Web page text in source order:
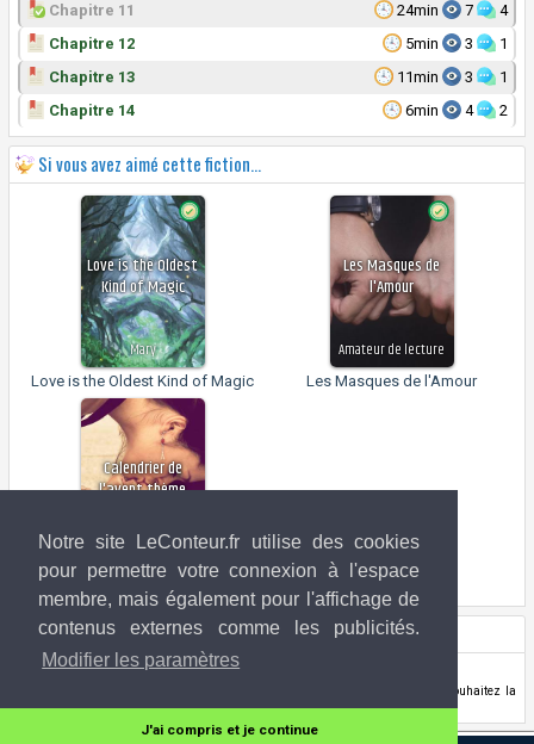
Notre site LeConteur.fr utilise des cookies
pour permettre votre connexion à l'espace
membre, mais également pour l'affichage de
contenus externes comme les publicités.
Modifier les paramètres
J'ai compris et je continue
24min
7 4
Chapitre 11
5min
3 1
Chapitre 12
11min
3 1
Chapitre 13
6min
4 2
Chapitre 14
Si vous avez aimé cette fiction...
Love is the Oldest
Kind of Magic
Mary
Love is the Oldest Kind of Magic
Les Masques de
l'Amour
Amateur de lecture
Les Masques de l'Amour
Calendrier de
l'avent thème
Nascana
Calendrier de l'avent thème érotique
Droits de l'image
Inconnu (si vous êtes l'artiste,
Si vous êtes l'ayant-droit de l'image utilisée ci-dessus et que vous souhaitez la
retirer de la banque d'image LeConteur.fr,contactez-nous.